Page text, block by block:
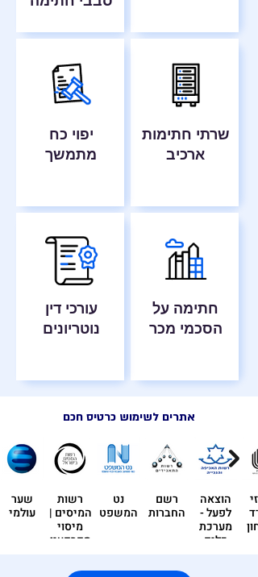
שרתי חתימות
ארכיב
חתימה על
הסכמי מכר
יפוי כח
מתמשך
עורכי דין
נוטריונים
אתרים לשימוש כרטיס חכם
שער
עולמי
רשות
המיסים |
מיסוי
מקרקעין
מע״מ
נט
המשפט
רשם
החברות
הוצאה
לפעל -
מערכת
כלים